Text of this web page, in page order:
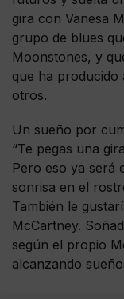
gira con Vanesa
grupo de blues
Moonstones, y
que ha producido
otros.
Un sueño por
“Te pegas una
Pero eso ya será
sonrisa en el
También le
McCartney.
según el propio
alcanzando